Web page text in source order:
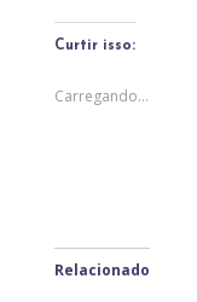
Curtir isso:
Carregando...
Relacionado